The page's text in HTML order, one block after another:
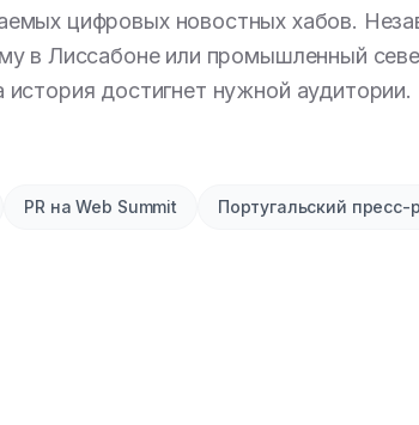
цифровых новостных хабов.
в Лиссабоне или промышленный
достигнет нужной аудитории.
PR на Web Summit Португальский пресс-